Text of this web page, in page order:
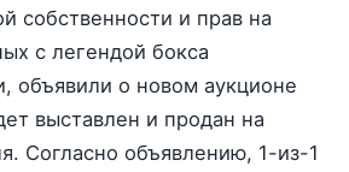
собственности и прав на
с легендой бокса
объявили о новом аукционе
выставлен и продан на
Согласно объявлению, 1-из-1